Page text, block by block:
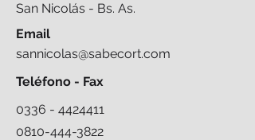
San Nicolás - Bs. As.
Email
sannicolas@sabecort.com
Teléfono - Fax
0336 - 4424411
0810-444-3822